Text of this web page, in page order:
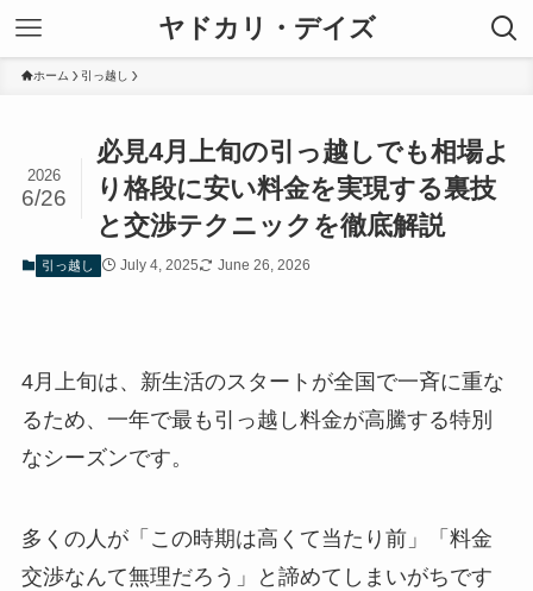
ヤドカリ・デイズ
ホーム 引っ越し
必見4月上旬の引っ越しでも相場よ
り格段に安い料金を実現する裏技
と交渉テクニックを徹底解説
2026
6/26
引っ越し July 4, 2025 June 26, 2026
4月上旬は、新生活のスタートが全国で一斉に重な
るため、一年で最も引っ越し料金が高騰する特別
なシーズンです。
多くの人が「この時期は高くて当たり前」「料金
交渉なんて無理だろう」と諦めてしまいがちです